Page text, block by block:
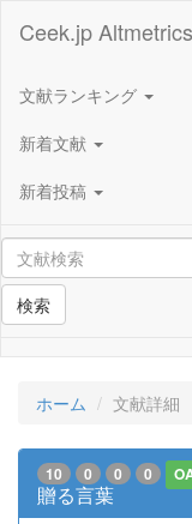
Ceek.jp
文献ランキング
新着文献
新着投稿
検索
ホーム 文献詳細
10 0 0 0
贈る言葉